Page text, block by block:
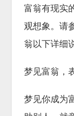
富翁有现实
观想象。请
翁以下详细
梦见富翁，
梦见你成为